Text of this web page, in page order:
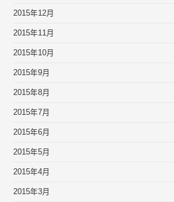
2015年12月
2015年11月
2015年10月
2015年9月
2015年8月
2015年7月
2015年6月
2015年5月
2015年4月
2015年3月